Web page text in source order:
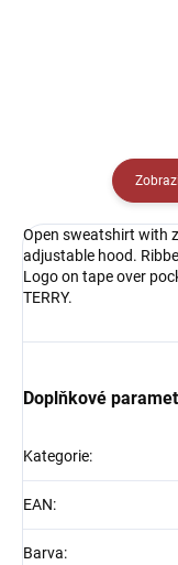
Open sweatshirt with
adjustable hood.
Logo on tape over
TERRY.
Doplňkové
Kategorie:
EAN:
Barva: